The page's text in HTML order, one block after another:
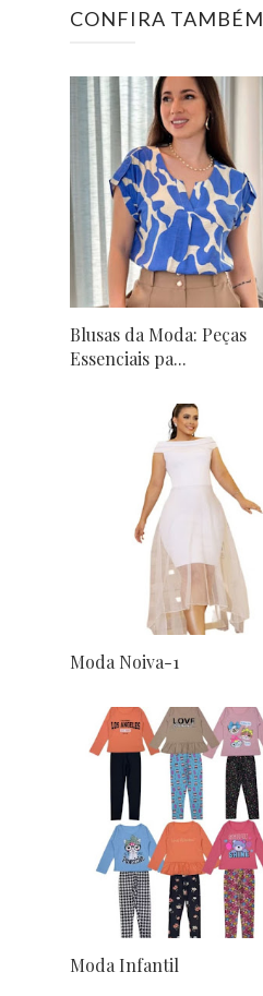
CONFIRA TAMBÉM
Blusas da Moda: Peças
Essenciais pa...
Moda Noiva-1
Moda Infantil